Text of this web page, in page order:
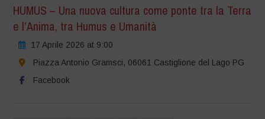
HUMUS – Una nuova cultura come ponte tra la Terra
e l’Anima, tra Humus e Umanità
17 Aprile 2026 at 9:00
Piazza Antonio Gramsci, 06061 Castiglione del Lago PG
Facebook